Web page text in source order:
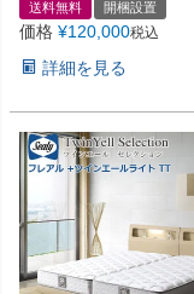
送料無料 開梱設置
価格 ¥120,000税込
詳細を見る